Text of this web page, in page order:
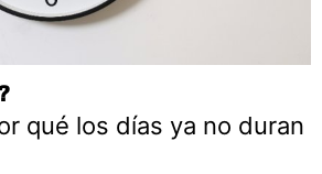
qué los días ya no duran